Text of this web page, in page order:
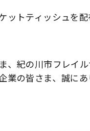
ットティッシュを
、紀の川市フレイ
業の皆さま、誠にあ